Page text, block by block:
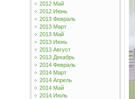
2012 Май
2012 Июнь
2013 Февраль
2013 Март
2013 Май
2013 Июнь
2013 Август
2013 Декабрь
2014 Февраль
2014 Март
2014 Апрель
2014 Май
2014 Июль